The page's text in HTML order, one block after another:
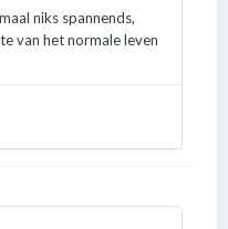
niks spannends,
van het normale leven